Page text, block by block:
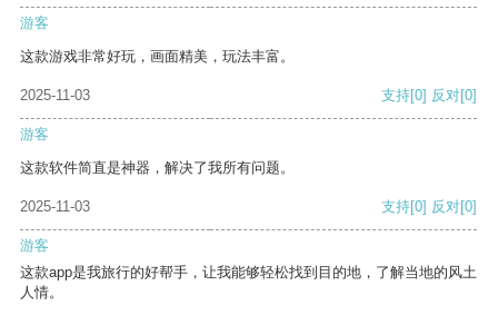
游客
这款游戏非常好玩，画面精美，玩法丰富。
2025-11-03 支持[0] 反对[0]
游客
这款软件简直是神器，解决了我所有问题。
2025-11-03 支持[0] 反对[0]
游客
这款app是我旅行的好帮手，让我能够轻松找到目的地，了解当地的风土
人情。